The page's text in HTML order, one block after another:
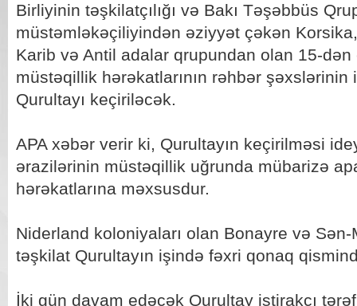
Birliyinin təşkilatçılığı və Bakı Təşəbbüs
müstəmləkəçiliyindən əziyyət çəkən
Karib və Antil adalar qrupundan olan 15-
müstəqillik hərəkatlarının rəhbər şəxslərinin
Qurultayı keçiriləcək.
APA xəbər verir ki, Qurultayın keçirilməsi
ərazilərinin müstəqillik uğrunda mübarizə
hərəkatlarına məxsusdur.
Niderland koloniyaları olan Bonayre və Sən-
təşkilat Qurultayın işində fəxri qonaq
İki gün davam edəcək Qurultay iştirakçı